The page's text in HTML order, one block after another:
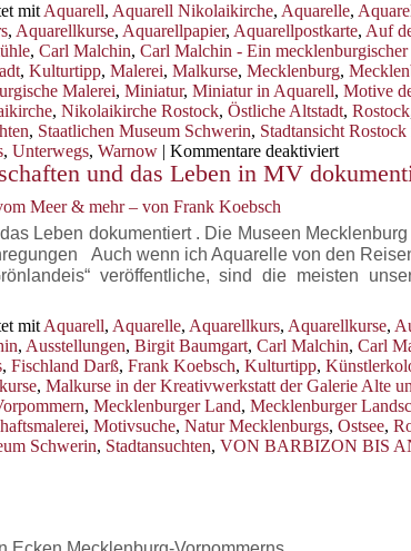
mit Aquarell, Aquarell Nikolaikirche, Aquarelle,
, Aquarellkurse, Aquarellpapier, Aquarellpostkarte, Auf
, Carl Malchin, Carl Malchin - Ein
, Kulturtipp, Malerei, Malkurse, Mecklenburg,
Malerei, Miniatur, Miniatur in Aquarell, Motive
, Nikolaikirche Rostock, Östliche Altstadt, Rostock
, Staatlichen Museum Schwerin, Stadtansicht
, Unterwegs, Warnow | Kommentare deaktiviertfür
St.
Nikolai
1898,
heute
und das Leben in MV
Meer & mehr – von Frank Koebsch
Leben dokumentiert . Die Museen
Auch wenn ich Aquarelle von den
veröffentliche, sind die meisten
mit Aquarell, Aquarelle, Aquarellkurs, Aquarellkurse,
, Ausstellungen, Birgit Baumgart, Carl Malchin, Carl
, Fischland Darß, Frank Koebsch, Kulturtipp,
, Malkurse in der Kreativwerkstatt der Galerie Alte
, Mecklenburger Land, Mecklenburger
, Motivsuche, Natur Mecklenburgs, Ostsee,
Schwerin, Stadtansuchten, VON BARBIZON BIS